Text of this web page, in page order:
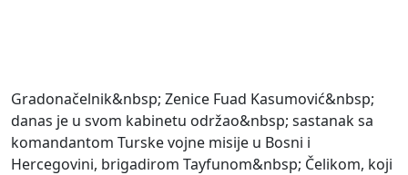
Gradonačelnik&nbsp; Zenice Fuad Kasumović&nbsp;
danas je u svom kabinetu održao&nbsp; sastanak sa
komandantom Turske vojne misije u Bosni i
Hercegovini, brigadirom Tayfunom&nbsp; Čelikom, koji